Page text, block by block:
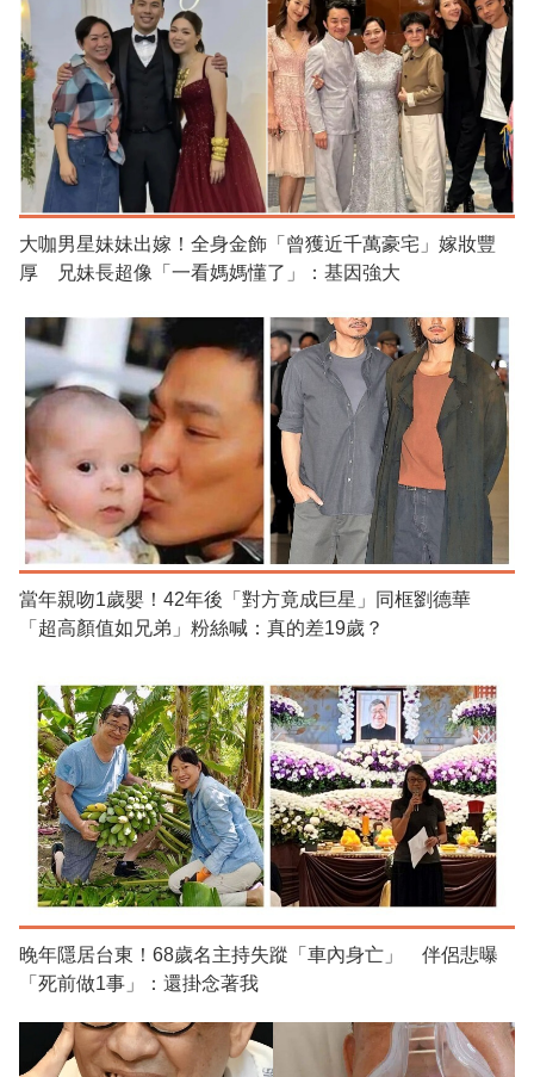
大咖男星妹妹出嫁！全身金飾「曾獲近千萬豪宅」嫁妝豐
厚 兄妹長超像「一看媽媽懂了」：基因強大
當年親吻1歲嬰！42年後「對方竟成巨星」同框劉德華
「超高顏值如兄弟」粉絲喊：真的差19歲？
晚年隱居台東！68歲名主持失蹤「車內身亡」 伴侶悲曝
「死前做1事」：還掛念著我